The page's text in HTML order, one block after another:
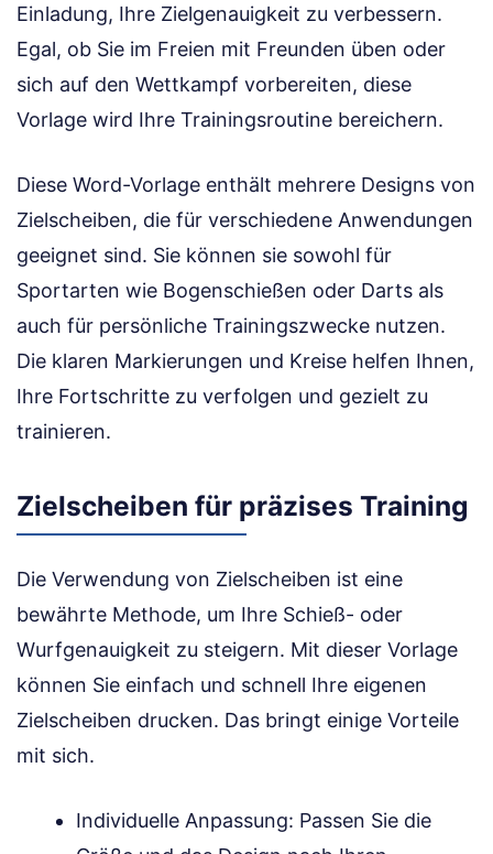
Einladung, Ihre Zielgenauigkeit zu verbessern.
Egal, ob Sie im Freien mit Freunden üben oder
sich auf den Wettkampf vorbereiten, diese
Vorlage wird Ihre Trainingsroutine bereichern.
Diese Word-Vorlage enthält mehrere Designs von
Zielscheiben, die für verschiedene Anwendungen
geeignet sind. Sie können sie sowohl für
Sportarten wie Bogenschießen oder Darts als
auch für persönliche Trainingszwecke nutzen.
Die klaren Markierungen und Kreise helfen Ihnen,
Ihre Fortschritte zu verfolgen und gezielt zu
trainieren.
Zielscheiben für präzises Training
Die Verwendung von Zielscheiben ist eine
bewährte Methode, um Ihre Schieß- oder
Wurfgenauigkeit zu steigern. Mit dieser Vorlage
können Sie einfach und schnell Ihre eigenen
Zielscheiben drucken. Das bringt einige Vorteile
mit sich.
Individuelle Anpassung: Passen Sie die